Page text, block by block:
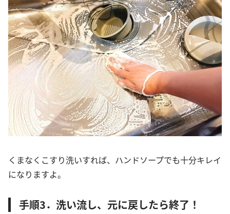
くまなくこすり洗いすれば、ハンドソープでも十分キレイ
になりますよ。
手順3．洗い流し、元に戻したら終了！